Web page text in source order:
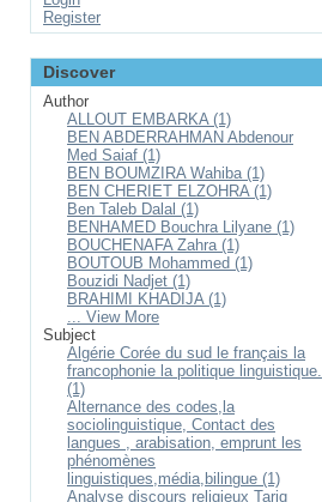
Register
Discover
Author
ALLOUT EMBARKA (1)
BEN ABDERRAHMAN Abdenour
Med Saiaf (1)
BEN BOUMZIRA Wahiba (1)
BEN CHERIET ELZOHRA (1)
Ben Taleb Dalal (1)
BENHAMED Bouchra Lilyane (1)
BOUCHENAFA Zahra (1)
BOUTOUB Mohammed (1)
Bouzidi Nadjet (1)
BRAHIMI KHADIJA (1)
... View More
Subject
Algérie Corée du sud le français la
francophonie la politique linguistique.
(1)
Alternance des codes,la
sociolinguistique, Contact des
langues , arabisation, emprunt les
phénomènes
linguistiques,média,bilingue (1)
Analyse discours religieux Tariq